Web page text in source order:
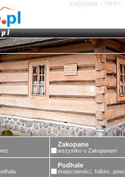
ZAKOPANE I TATRY
Zakopane
wszystko o Zakopanem
Podhale
miejscowości, folklor,